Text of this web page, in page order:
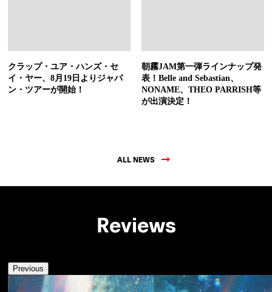
クラップ・ユア・ハンズ・セ
イ・ヤー、8月19日よりジャパ
ン・ツアーが開始！
朝霧JAM第一弾ラインナップ発
表！Belle and Sebastian、
NONAME、THEO PARRISH等
が出演決定！
ALL NEWS
Reviews
Previous